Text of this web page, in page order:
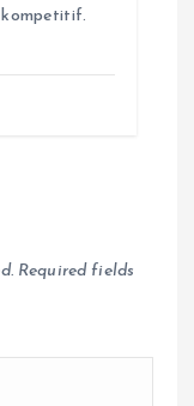
kompetitif.
Required fields